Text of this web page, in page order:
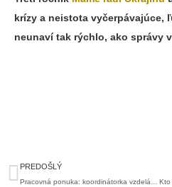
krízy a neistota
neunaví tak rýchlo, ako správy
Prev
PREDOŠLÝ
Pracovná ponuka: koordinátorka vzdelávania/komunitná koordinátorka